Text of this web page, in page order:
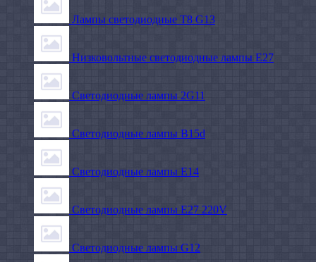
Лампы светодиодные Т8 G13
Низковольтные светодиодные лампы E27
Светодиодные лампы 2G11
Светодиодные лампы B15d
Светодиодные лампы E14
Светодиодные лампы E27 220V
Светодиодные лампы G12